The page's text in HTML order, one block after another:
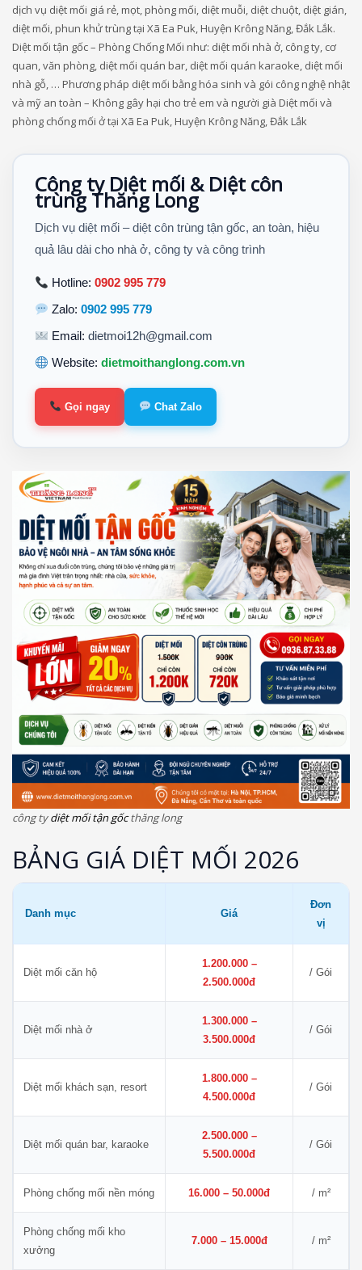
dịch vụ diệt mối giá rẻ, mọt, phòng mối, diệt muỗi, diệt chuột, diệt gián,
diệt mối, phun khử trùng tại Xã Ea Puk, Huyện Krông Năng, Đắk Lắk.
Diệt mối tận gốc – Phòng Chống Mối như: diệt mối nhà ở, công ty, cơ
quan, văn phòng, diệt mối quán bar, diệt mối quán karaoke, diệt mối
nhà gỗ, … Phương pháp diệt mối bằng hóa sinh và gói công nghệ nhật
và mỹ an toàn – Không gây hại cho trẻ em và người già Diệt mối và
phòng chống mối ở tại Xã Ea Puk, Huyện Krông Năng, Đắk Lắk
Công ty Diệt mối & Diệt côn
trùng Thăng Long
Dịch vụ diệt mối – diệt côn trùng tận gốc, an toàn, hiệu
quả lâu dài cho nhà ở, công ty và công trình
Hotline:0902 995 779
Zalo:0902 995 779
Email:dietmoi12h@gmail.com
Website:dietmoithanglong.com.vn
Gọi ngay Chat Zalo
công tydiệt mối tận gốcthăng long
BẢNG GIÁ DIỆT MỐI 2026
Danh mục Giá
Đơn
vị
Diệt mối căn hộ
1.200.000 –
2.500.000đ
/ Gói
Diệt mối nhà ở
1.300.000 –
3.500.000đ
/ Gói
Diệt mối khách sạn, resort
1.800.000 –
4.500.000đ
/ Gói
Diệt mối quán bar, karaoke
2.500.000 –
5.500.000đ
/ Gói
Phòng chống mối nền móng 16.000 – 50.000đ / m²
Phòng chống mối kho
xưởng
7.000 – 15.000đ / m²